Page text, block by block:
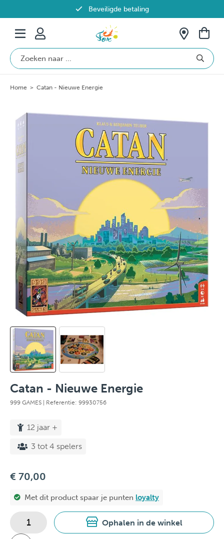
Beveiligde betaling
Gratis verzending vanaf €69 in België
Home > Catan - Nieuwe Energie
Catan - Nieuwe Energie
999 GAMES | Referentie: 99930756
12 jaar +
3 tot 4 spelers
€ 70,00
Met dit product spaar je punten loyalty
Ophalen in de winkel